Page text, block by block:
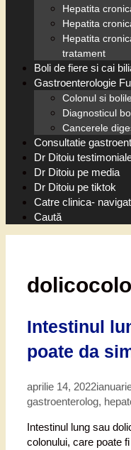
Hepatita
Hepatita
Hepatita
tratament
Boli de fiere si cai
Gastroenterologie
Colonul si
Diagnosticul
Cancerele
Consultatie
Dr Ditoiu
Dr Ditoiu pe media
Dr Ditoiu pe tiktok
Catre clinica-
Caută
Intestinul
poate da
aprilie 14, 2022
gastroenterolog,
Intestinul lung sau
colonului, care poate